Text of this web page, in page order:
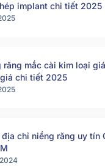
implant chi tiết 2025
răng mắc cài kim loại
chi tiết 2025
địa chỉ niềng răng uy tín